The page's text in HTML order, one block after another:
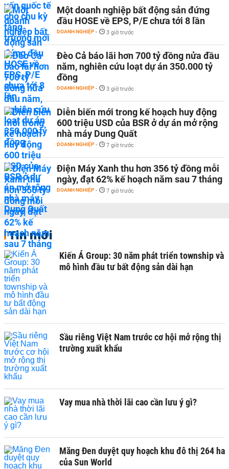
Một doanh nghiệp bất động sản đứng
đầu HOSE về EPS, P/E chưa tới 8 lần
DOANH NGHIỆP - 3 giờ trước
Đèo Cả báo lãi hơn 700 tỷ đồng nửa đầu
năm, nghiên cứu loạt dự án 350.000 tỷ
đồng
DOANH NGHIỆP - 3 giờ trước
Diễn biến mới trong kế hoạch huy động
600 triệu USD của BSR ở dự án mở rộng
nhà máy Dung Quất
DOANH NGHIỆP - 7 giờ trước
Điện Máy Xanh thu hơn 356 tỷ đồng mỗi
ngày, đạt 62% kế hoạch năm sau 7 tháng
DOANH NGHIỆP - 7 giờ trước
Tin mới
Kiến Á Group: 30 năm phát triển township và
mô hình đầu tư bất động sản dài hạn
Sầu riêng Việt Nam trước cơ hội mở rộng thị
trường xuất khẩu
Vay mua nhà thời lãi cao cần lưu ý gì?
Măng Đen duyệt quy hoạch khu đô thị 264 ha
của Sun World